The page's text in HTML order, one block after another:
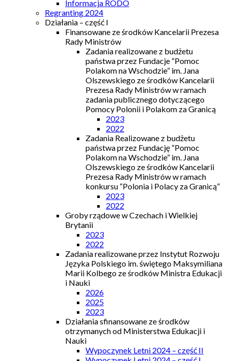
Informacja RODO
Regranting 2024
Działania – część I
Finansowane ze środków Kancelarii Prezesa
Rady Ministrów
Zadania realizowane z budżetu
państwa przez Fundacje “Pomoc
Polakom na Wschodzie” im. Jana
Olszewskiego ze środków Kancelarii
Prezesa Rady Ministrów w ramach
zadania publicznego dotyczącego
Pomocy Polonii i Polakom za Granicą
2023
2022
Zadania Realizowane z budżetu
państwa przez Fundację “Pomoc
Polakom na Wschodzie” im. Jana
Olszewskiego ze środków Kancelarii
Prezesa Rady Ministrów w ramach
konkursu “Polonia i Polacy za Granicą”
2023
2022
Groby rządowe w Czechach i Wielkiej
Brytanii
2023
2022
Zadania realizowane przez Instytut Rozwoju
Języka Polskiego im. świętego Maksymiliana
Marii Kolbego ze środków Ministra Edukacji
i Nauki
2026
2025
2023
Działania sfinansowane ze środków
otrzymanych od Ministerstwa Edukacji i
Nauki
Wypoczynek Letni 2024 – część II